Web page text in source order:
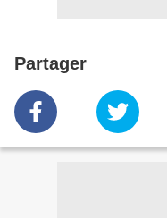
Partager